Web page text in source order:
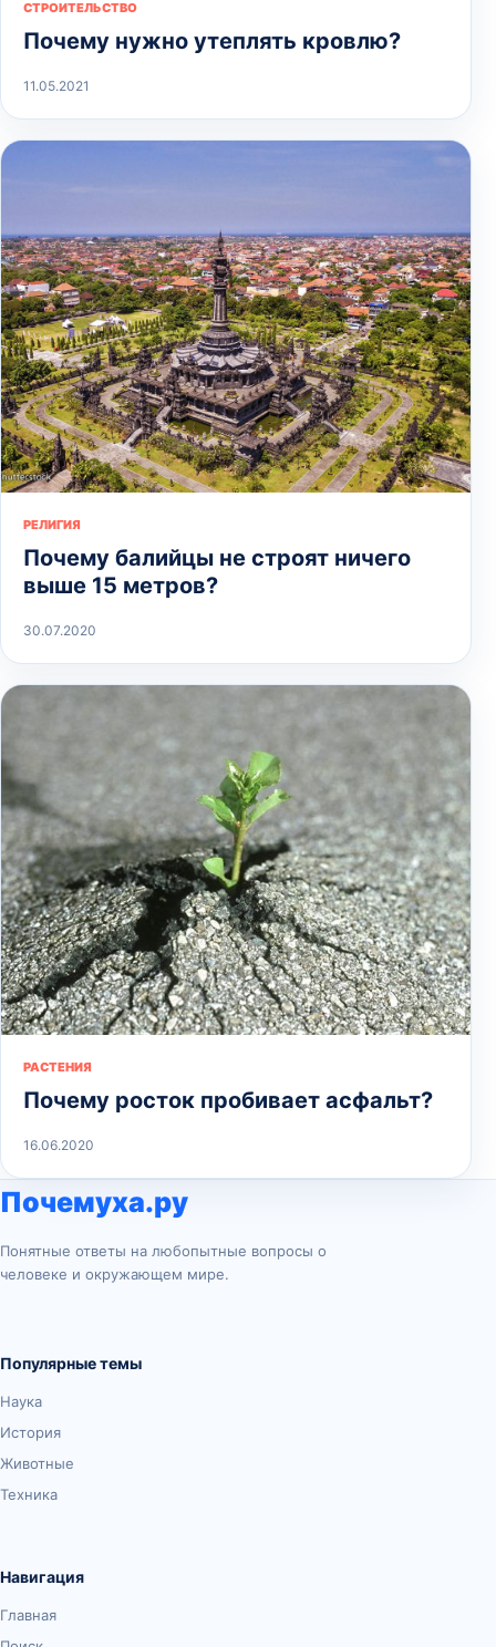
СТРОИТЕЛЬСТВО
Почему нужно утеплять кровлю?
11.05.2021
РЕЛИГИЯ
Почему балийцы не строят ничего
выше 15 метров?
30.07.2020
РАСТЕНИЯ
Почему росток пробивает асфальт?
16.06.2020
Почемуха.ру
Понятные ответы на любопытные вопросы о
человеке и окружающем мире.
Популярные темы
Наука
История
Животные
Техника
Навигация
Главная